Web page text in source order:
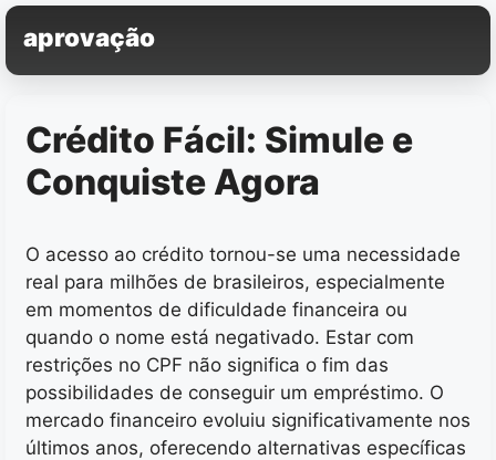
Pular
para
o
aprovação
Crédito Fácil: Simule e
Conquiste Agora
O acesso ao crédito tornou-se uma necessidade
real para milhões de brasileiros, especialmente
em momentos de dificuldade financeira ou
quando o nome está negativado. Estar com
restrições no CPF não significa o fim das
possibilidades de conseguir um empréstimo. O
mercado financeiro evoluiu significativamente nos
últimos anos, oferecendo alternativas específicas